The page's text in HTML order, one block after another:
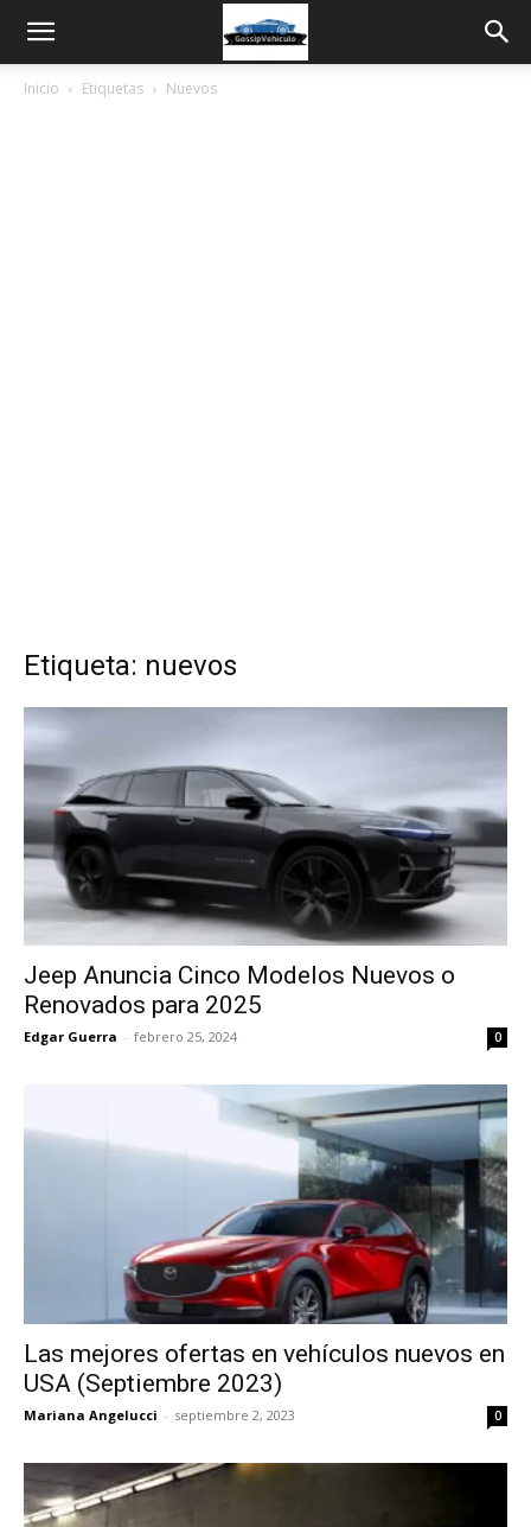
Inicio Etiquetas Nuevos
Etiqueta: nuevos
Jeep Anuncia Cinco Modelos Nuevos o
Renovados para 2025
Edgar Guerra - febrero 25, 2024 0
Las mejores ofertas en vehículos nuevos en
USA (Septiembre 2023)
Mariana Angelucci - septiembre 2, 2023 0